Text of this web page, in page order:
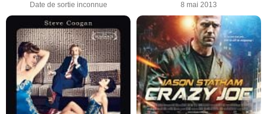
Date de sortie inconnue 8 mai 2013